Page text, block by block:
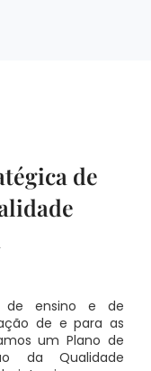
de
de ensino e de
de e para as
um Plano de
da Qualidade